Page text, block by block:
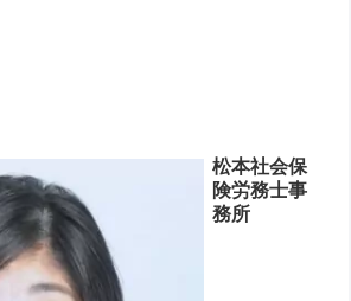
松本社会保
険労務士事
務所